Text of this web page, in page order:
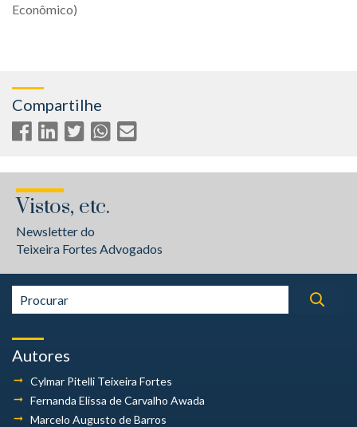
Econômico)
Compartilhe
Vistos, etc.
Newsletter do
Teixeira Fortes Advogados
Autores
Cylmar Pitelli Teixeira Fortes
Fernanda Elissa de Carvalho Awada
Marcelo Augusto de Barros